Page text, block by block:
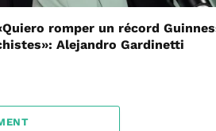
romper un récord
Alejandro Gardinetti